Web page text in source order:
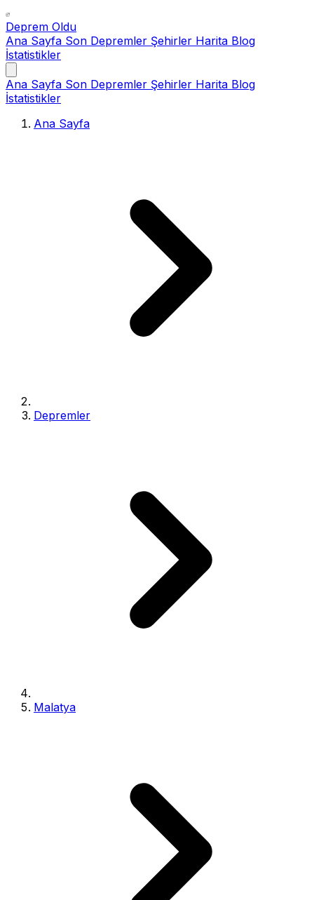
Deprem Oldu
Ana Sayfa Son Depremler Şehirler Harita Blog
İstatistikler
Ana Sayfa Son Depremler Şehirler Harita Blog
İstatistikler
Ana Sayfa
Depremler
Malatya